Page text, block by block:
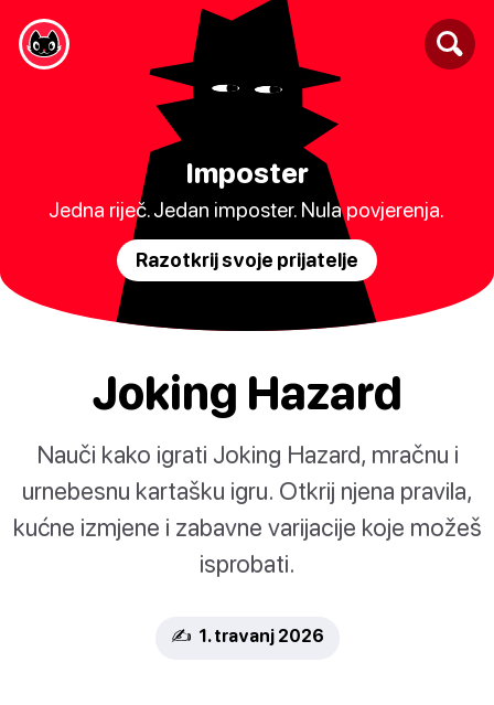
Imposter
Jedna riječ. Jedan imposter. Nula povjerenja.
Razotkrij svoje prijatelje
Joking Hazard
Nauči kako igrati Joking Hazard, mračnu i
urnebesnu kartašku igru. Otkrij njena pravila,
kućne izmjene i zabavne varijacije koje možeš
isprobati.
✍️ 1. travanj 2026